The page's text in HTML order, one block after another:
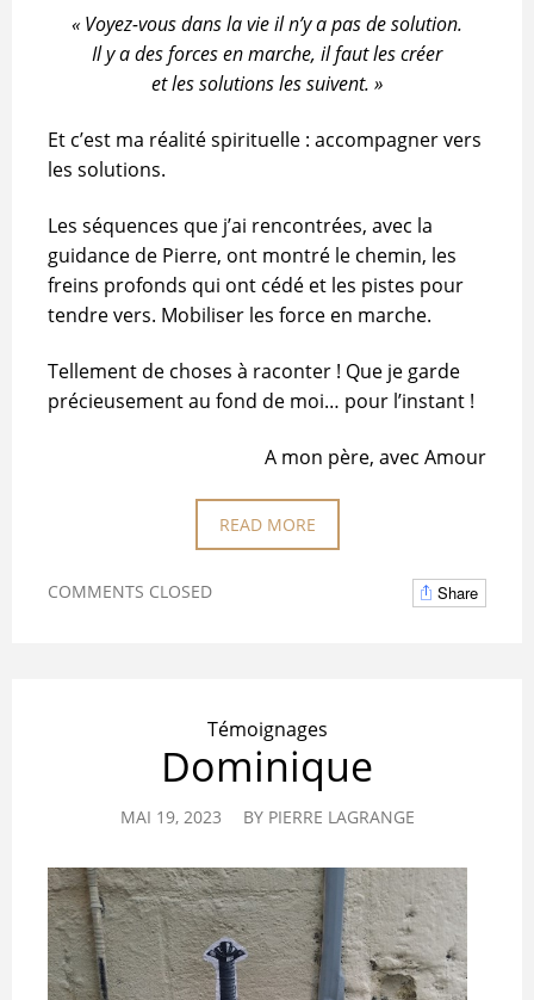
« Voyez-vous dans la vie il n’y a pas de solution.
Il y a des forces en marche, il faut les créer
et les solutions les suivent. »
Et c’est ma réalité spirituelle : accompagner vers
les solutions.
Les séquences que j’ai rencontrées, avec la
guidance de Pierre, ont montré le chemin, les
freins profonds qui ont cédé et les pistes pour
tendre vers. Mobiliser les force en marche.
Tellement de choses à raconter ! Que je garde
précieusement au fond de moi… pour l’instant !
A mon père, avec Amour
READ MORE
COMMENTS CLOSED Share
Témoignages
Dominique
MAI 19, 2023 BY PIERRE LAGRANGE